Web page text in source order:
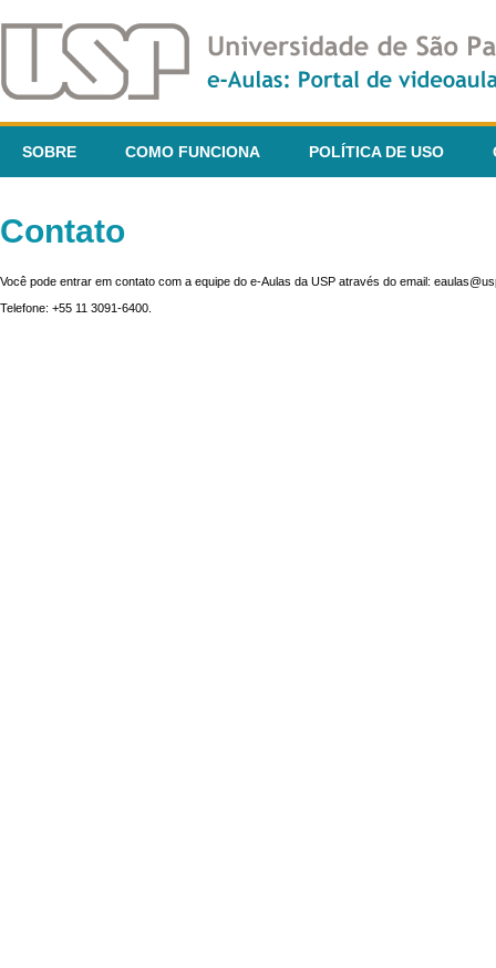
SOBRE COMO FUNCIONA POLÍTICA DE USO
Contato
Você pode entrar em contato com a equipe do e-Aulas da USP através do email:
Telefone: +55 11 3091-6400.